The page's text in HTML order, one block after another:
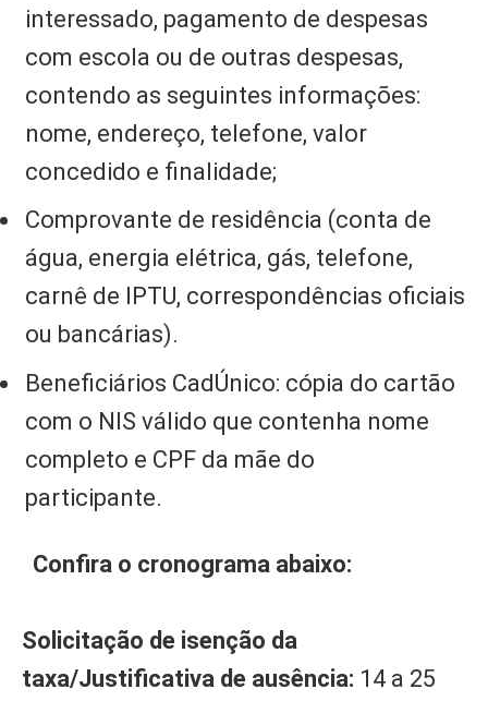
interessado, pagamento de despesas
com escola ou de outras despesas,
contendo as seguintes informações:
nome, endereço, telefone, valor
concedido e finalidade;
Comprovante de residência (conta de
água, energia elétrica, gás, telefone,
carnê de IPTU, correspondências oficiais
ou bancárias).
Beneficiários CadÚnico: cópia do cartão
com o NIS válido que contenha nome
completo e CPF da mãe do
participante.
Confira o cronograma abaixo:
Solicitação de isenção da
taxa/Justificativa de ausência: 14 a 25